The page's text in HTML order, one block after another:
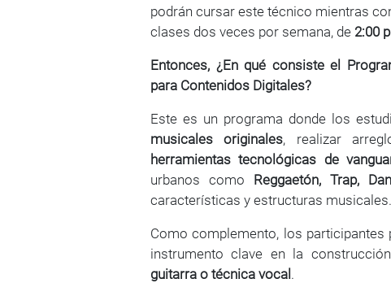
podrán cursar este técnico mientras
clases dos veces por semana, de 2:00
Entonces, ¿En qué consiste el
para Contenidos Digitales?
Este es un programa donde los
musicales originales, realizar
herramientas tecnológicas de
urbanos como Reggaetón, Trap,
características y estructuras musicales.
Como complemento, los participantes
instrumento clave en la
guitarra o técnica vocal .